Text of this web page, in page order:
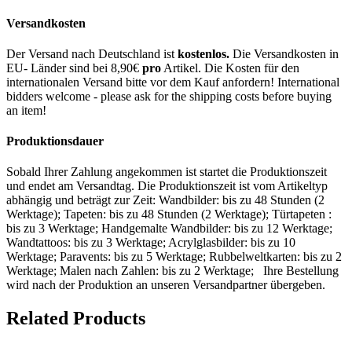
Versandkosten
Der Versand nach Deutschland ist kostenlos. Die Versandkosten in
EU- Länder sind bei 8,90€ pro Artikel. Die Kosten für den
internationalen Versand bitte vor dem Kauf anfordern! International
bidders welcome - please ask for the shipping costs before buying
an item!
Produktionsdauer
Sobald Ihrer Zahlung angekommen ist startet die Produktionszeit
und endet am Versandtag. Die Produktionszeit ist vom Artikeltyp
abhängig und beträgt zur Zeit: Wandbilder: bis zu 48 Stunden (2
Werktage); Tapeten: bis zu 48 Stunden (2 Werktage); Türtapeten :
bis zu 3 Werktage; Handgemalte Wandbilder: bis zu 12 Werktage;
Wandtattoos: bis zu 3 Werktage; Acrylglasbilder: bis zu 10
Werktage; Paravents: bis zu 5 Werktage; Rubbelweltkarten: bis zu 2
Werktage; Malen nach Zahlen: bis zu 2 Werktage; Ihre Bestellung
wird nach der Produktion an unseren Versandpartner übergeben.
Related Products